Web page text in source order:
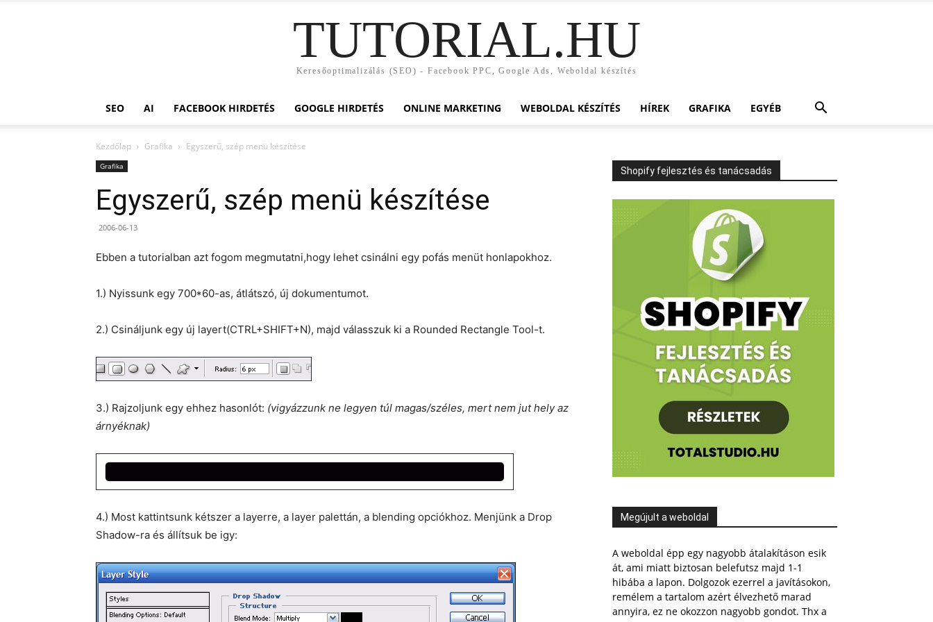
TUTORIAL.HU
Keresőoptimalizálás (SEO) - Facebook PPC, Google Ads, Weboldal készítés
SEO AI FACEBOOK HIRDETÉS GOOGLE HIRDETÉS ONLINE MARKETING WEBOLDAL KÉSZÍTÉS HÍREK GRAFIKA EGYÉB
Kezdőlap Grafika Egyszerű, szép menü készítése
Grafika
Egyszerű, szép menü készítése
2006-06-13
Ebben a tutorialban azt fogom megmutatni,hogy lehet csinálni egy pofás menüt honlapokhoz.
1.) Nyissunk egy 700*60-as, átlátszó, új dokumentumot.
2.) Csináljunk egy új layert(CTRL+SHIFT+N), majd válasszuk ki a Rounded Rectangle Tool-t.
3.) Rajzoljunk egy ehhez hasonlót: (vigyázzunk ne legyen túl magas/széles, mert nem jut hely az
árnyéknak)
4.) Most kattintsunk kétszer a layerre, a layer palettán, a blending opciókhoz. Menjünk a Drop
Shadow-ra és állítsuk be igy:
Shopify fejlesztés és tanácsadás
Megújult a weboldal
A weboldal épp egy nagyobb átalakításon esik
át, ami miatt biztosan belefutsz majd 1-1
hibába a lapon. Dolgozok ezerrel a javításokon,
remélem a tartalom azért élvezhető marad
annyira, ez ne okozzon nagyobb gondot. Thx a